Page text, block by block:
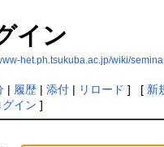
イン
het.ph.tsukuba.ac.jp/wiki/
| 履歴| 添付| リロード ] [ 新
グイン ]